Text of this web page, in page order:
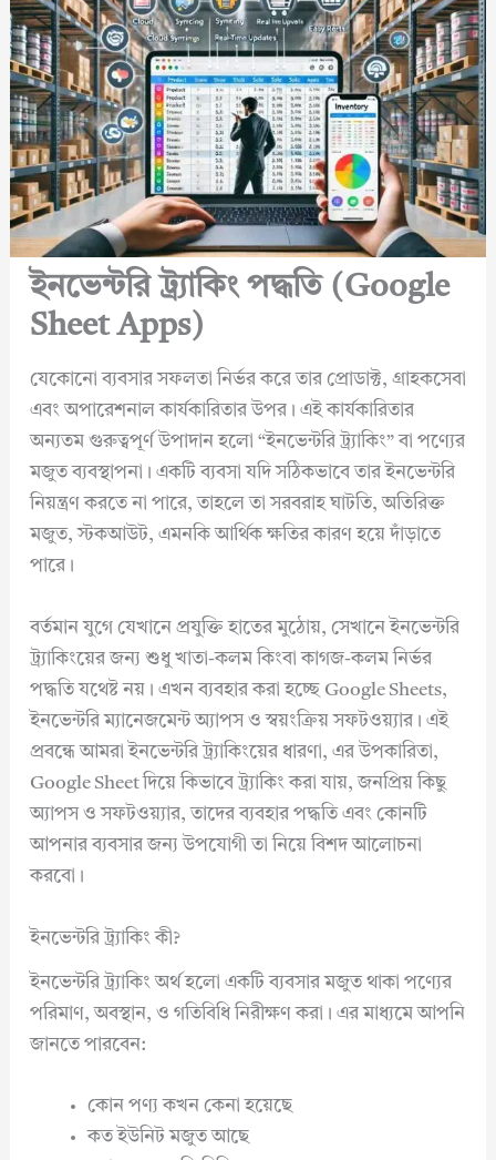
ইনভেন্টরি ট্র্যাকিং পদ্ধতি (Google
Sheet Apps)
যেকোনো ব্যবসার সফলতা নির্ভর করে তার প্রোডাক্ট, গ্রাহকসেবা
এবং অপারেশনাল কার্যকারিতার উপর। এই কার্যকারিতার
অন্যতম গুরুত্বপূর্ণ উপাদান হলো “ইনভেন্টরি ট্র্যাকিং” বা পণ্যের
মজুত ব্যবস্থাপনা। একটি ব্যবসা যদি সঠিকভাবে তার ইনভেন্টরি
নিয়ন্ত্রণ করতে না পারে, তাহলে তা সরবরাহ ঘাটতি, অতিরিক্ত
মজুত, স্টকআউট, এমনকি আর্থিক ক্ষতির কারণ হয়ে দাঁড়াতে
পারে।
বর্তমান যুগে যেখানে প্রযুক্তি হাতের মুঠোয়, সেখানে ইনভেন্টরি
ট্র্যাকিংয়ের জন্য শুধু খাতা-কলম কিংবা কাগজ-কলম নির্ভর
পদ্ধতি যথেষ্ট নয়। এখন ব্যবহার করা হচ্ছে Google Sheets,
ইনভেন্টরি ম্যানেজমেন্ট অ্যাপস ও স্বয়ংক্রিয় সফটওয়্যার। এই
প্রবন্ধে আমরা ইনভেন্টরি ট্র্যাকিংয়ের ধারণা, এর উপকারিতা,
Google Sheet দিয়ে কিভাবে ট্র্যাকিং করা যায়, জনপ্রিয় কিছু
অ্যাপস ও সফটওয়্যার, তাদের ব্যবহার পদ্ধতি এবং কোনটি
আপনার ব্যবসার জন্য উপযোগী তা নিয়ে বিশদ আলোচনা
করবো।
ইনভেন্টরি ট্র্যাকিং কী?
ইনভেন্টরি ট্র্যাকিং অর্থ হলো একটি ব্যবসার মজুত থাকা পণ্যের
পরিমাণ, অবস্থান, ও গতিবিধি নিরীক্ষণ করা। এর মাধ্যমে আপনি
জানতে পারবেন:
কোন পণ্য কখন কেনা হয়েছে
কত ইউনিট মজুত আছে